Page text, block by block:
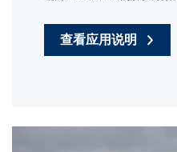
查看应用说明